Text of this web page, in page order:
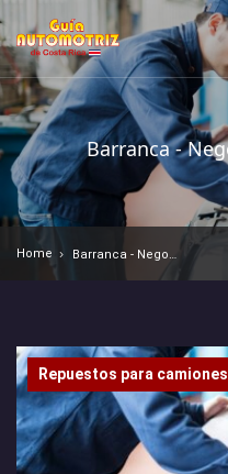
Barranca -
Home
Repuestos para camiones